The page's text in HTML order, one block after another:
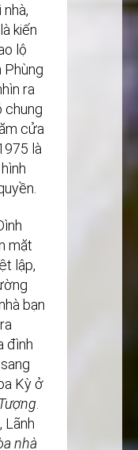
kiến
lộ
Phùng
ra
chung
cửa
là
mặt
lập,
bạn
đình
Kỳ ở
Lãnh
nhà